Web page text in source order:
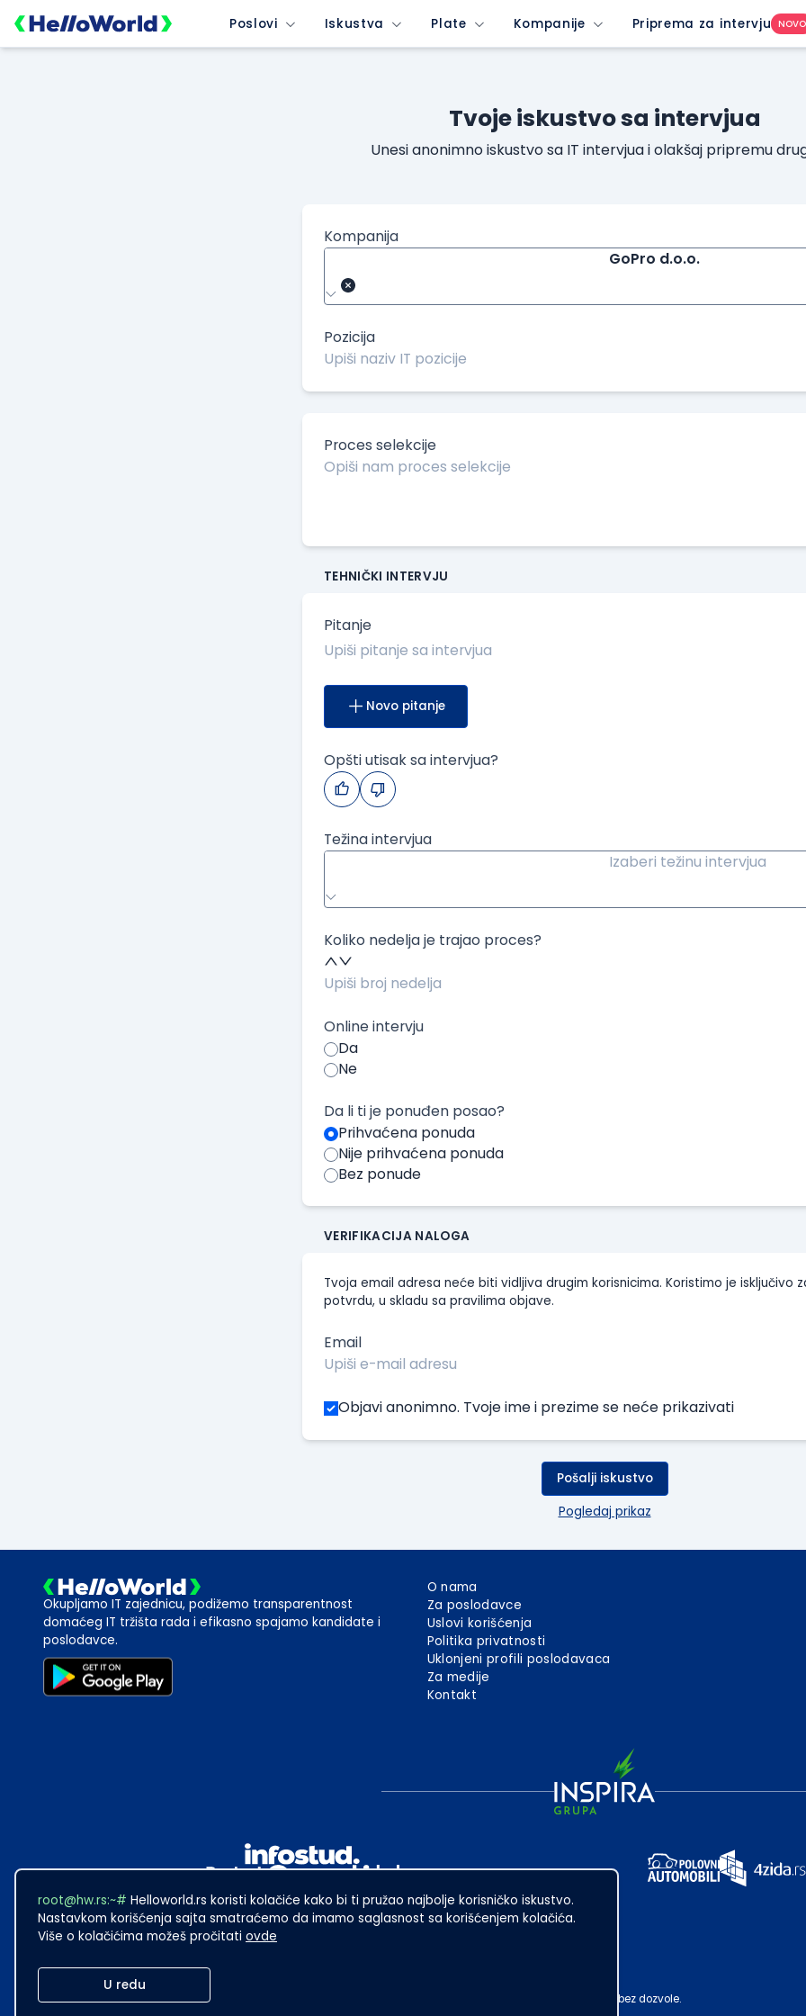
Poslovi Iskustva Plate Kompanije Priprema za intervju NOVO
Tvoje iskustvo sa intervjua
Unesi anonimno iskustvo sa IT intervjua i olakšaj pripremu
Kompanija
GoPro d.o.o.
Pozicija
Proces selekcije
TEHNIČKI INTERVJU
Pitanje
Novo pitanje
Opšti utisak sa intervjua?
Težina intervjua
Izaberi težinu intervjua
Koliko nedelja je trajao proces?
Online intervju
Da
Ne
Da li ti je ponuđen posao?
Prihvaćena ponuda
Nije prihvaćena ponuda
Bez ponude
VERIFIKACIJA NALOGA
Tvoja email adresa neće biti vidljiva drugim korisnicima. Koristimo je isključivo
potvrdu, u skladu sa pravilima objave.
Email
Objavi anonimno. Tvoje ime i prezime se neće prikazivati
Pošalji iskustvo
Pogledaj prikaz
root@hw.rs:~# Helloworld.rs koristi kolačiće kako bi ti pružao najbolje korisničko iskustvo.
Nastavkom korišćenja sajta smatraćemo da imamo saglasnost sa korišćenjem kolačića.
Više o kolačićima možeš pročitati ovde
U redu
Okupljamo IT zajednicu, podižemo transparentnost
domaćeg IT tržišta rada i efikasno spajamo kandidate i
poslodavce.
O nama
Za poslodavce
Uslovi korišćenja
Politika privatnosti
Uklonjeni profili poslodavaca
Za medije
Kontakt
Made with
Sadržaj sajta Helloworld.rs je u vlasništvu Infostud rešenja d.o.o. Subotica. Zabranjeno je njegovo preuzimanje bez dozvole.